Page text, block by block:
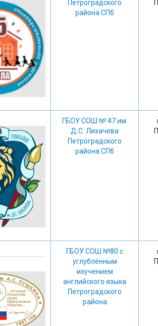
Петроградского
района СПб
ГБОУ СОШ № 47 им.
Д.С. Лихачева
Петроградского
района СПб
ГБОУ СОШ №80 с
углублённым
изучением
английского языка
Петроградского
района